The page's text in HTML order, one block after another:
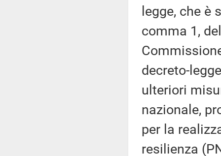
legge, che
comma 1,
decreto-
ulteriori
nazionale,
per la
resilienza